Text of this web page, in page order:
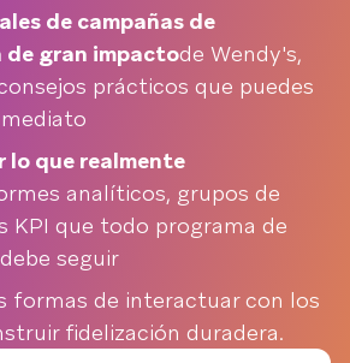
de campañas de
gran impactode Wendy's,
prácticos que puedes
lo que realmente
analíticos, grupos de
KPI que todo programa de
seguir
formas de interactuar con los
fidelización duradera.